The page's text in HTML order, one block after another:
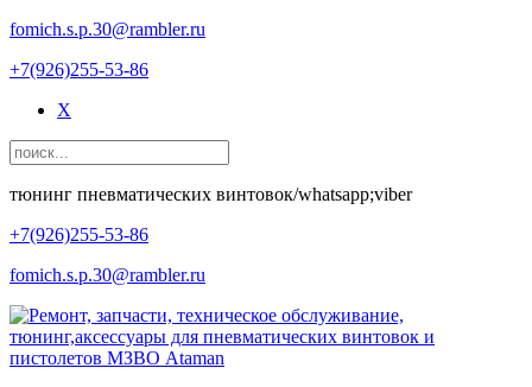
fomich.s.p.30@rambler.ru
+7(926)255-53-86
X
тюнинг пневматических винтовок/whatsapp;viber
+7(926)255-53-86
fomich.s.p.30@rambler.ru